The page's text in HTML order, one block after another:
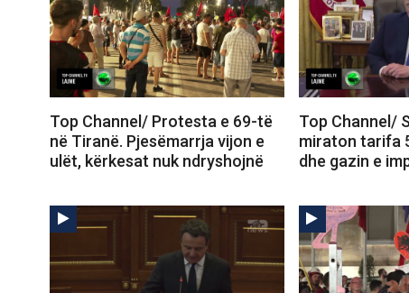
Top Channel/ Protesta e 69-të
në Tiranë. Pjesëmarrja vijon e
ulët, kërkesat nuk ndryshojnë
Top Channel/
miraton tarifa
dhe gazin e